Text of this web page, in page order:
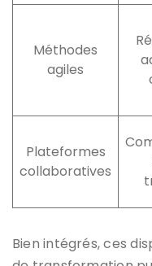
Méthodes
agiles
Plateformes
collaboratives
Bien intégrés, ces